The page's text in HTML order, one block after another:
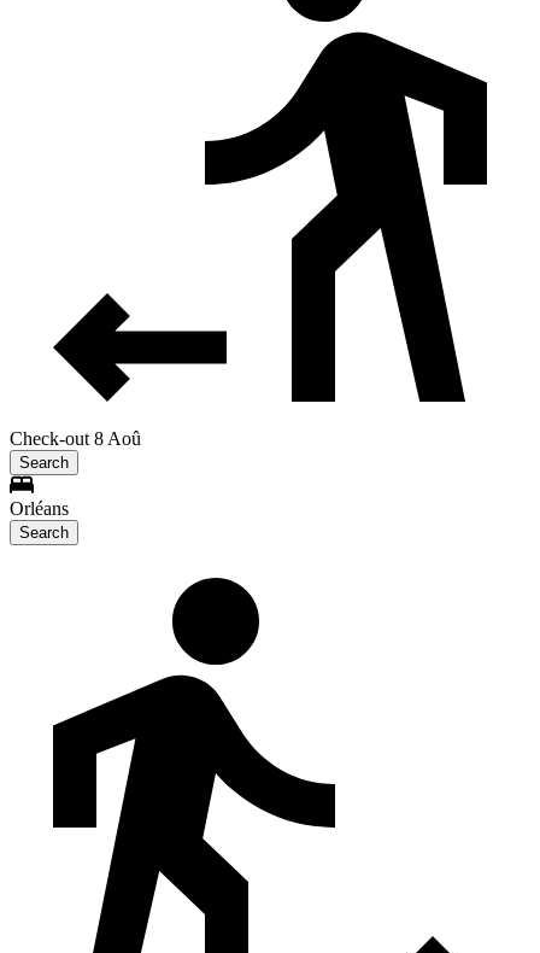
Check-out 8 Aoû
Search
Orléans
Search